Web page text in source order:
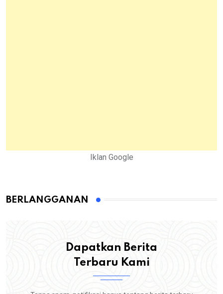
Iklan Google
BERLANGGANAN
Dapatkan Berita
Terbaru Kami